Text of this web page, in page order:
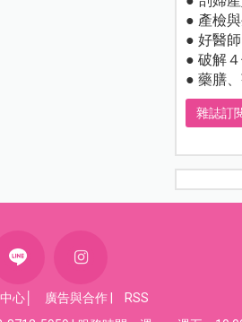
● 產檢
● 好醫
● 破解
● 藥膳
雜誌訂
心 廣告與合作
RSS